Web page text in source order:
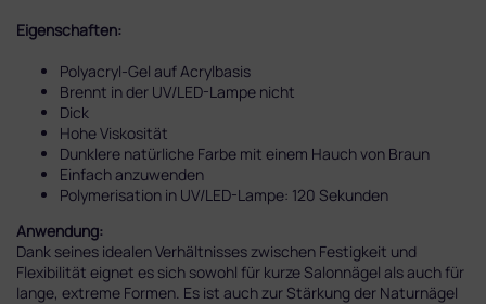
Eigenschaften:
Polyacryl-Gel auf Acrylbasis
Brennt in der UV/LED-Lampe nicht
Dick
Hohe Viskosität
Dunklere natürliche Farbe mit einem Hauch von Braun
Einfach anzuwenden
Polymerisation in UV/LED-Lampe: 120 Sekunden
Anwendung:
Dank seines idealen Verhältnisses zwischen Festigkeit und
Flexibilität eignet es sich sowohl für kurze Salonnägel als auch für
lange, extreme Formen. Es ist auch zur Stärkung der Naturnägel